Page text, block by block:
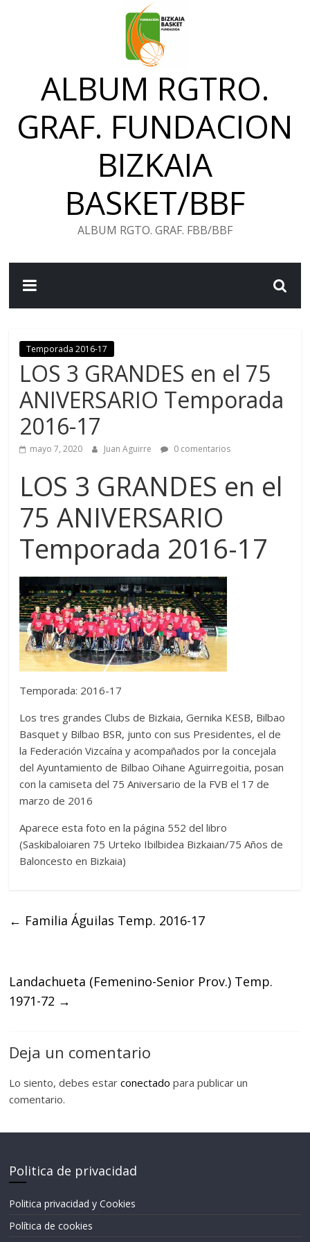
ALBUM RGTRO.
GRAF. FUNDACION
BIZKAIA
BASKET/BBF
ALBUM RGTO. GRAF. FBB/BBF
Temporada 2016-17
LOS 3 GRANDES en el 75
ANIVERSARIO Temporada
2016-17
mayo 7, 2020 Juan Aguirre 0 comentarios
LOS 3 GRANDES en el
75 ANIVERSARIO
Temporada 2016-17
Temporada: 2016-17
Los tres grandes Clubs de Bizkaia, Gernika KESB, Bilbao
Basquet y Bilbao BSR, junto con sus Presidentes, el de
la Federación Vizcaína y acompañados por la concejala
del Ayuntamiento de Bilbao Oihane Aguirregoitia, posan
con la camiseta del 75 Aniversario de la FVB el 17 de
marzo de 2016
Aparece esta foto en la página 552 del libro
(Saskibaloiaren 75 Urteko Ibilbidea Bizkaian/75 Años de
Baloncesto en Bizkaia)
← Familia Águilas Temp. 2016-17
Landachueta (Femenino-Senior Prov.) Temp.
1971-72 →
Deja un comentario
Lo siento, debes estarconectado para publicar un
comentario.
Politica de privacidad
Politica privacidad y Cookies
Política de cookies